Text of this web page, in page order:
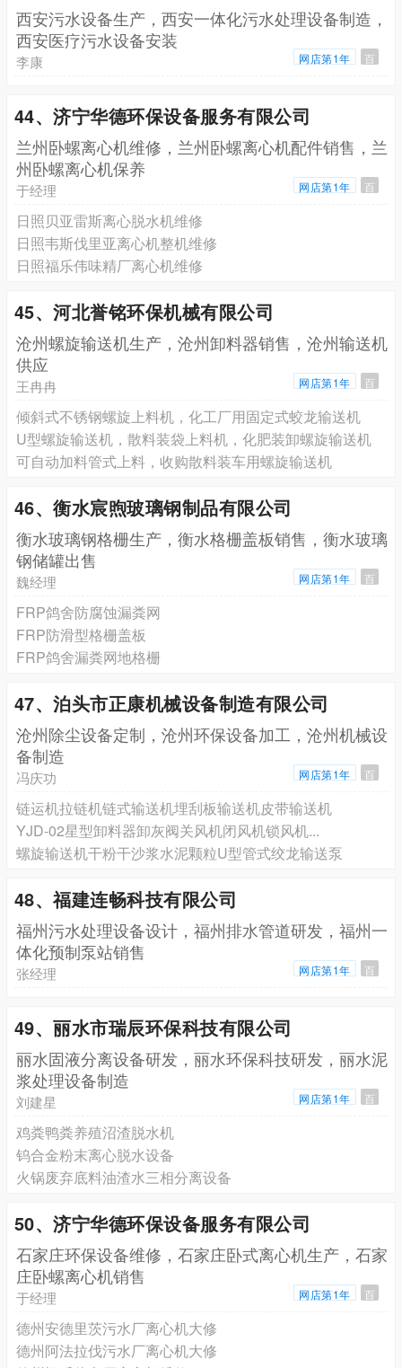
西安污水设备生产，西安一体化污水处理设备制造，
西安医疗污水设备安装
李康 网店第1年 百
44、济宁华德环保设备服务有限公司
兰州卧螺离心机维修，兰州卧螺离心机配件销售，兰
州卧螺离心机保养
于经理 网店第1年 百
日照贝亚雷斯离心脱水机维修
日照韦斯伐里亚离心机整机维修
日照福乐伟味精厂离心机维修
45、河北誉铭环保机械有限公司
沧州螺旋输送机生产，沧州卸料器销售，沧州输送机
供应
王冉冉 网店第1年 百
倾斜式不锈钢螺旋上料机，化工厂用固定式蛟龙输送机
U型螺旋输送机，散料装袋上料机，化肥装卸螺旋输送机
可自动加料管式上料，收购散料装车用螺旋输送机
46、衡水宸煦玻璃钢制品有限公司
衡水玻璃钢格栅生产，衡水格栅盖板销售，衡水玻璃
钢储罐出售
魏经理 网店第1年 百
FRP鸽舍防腐蚀漏粪网
FRP防滑型格栅盖板
FRP鸽舍漏粪网地格栅
47、泊头市正康机械设备制造有限公司
沧州除尘设备定制，沧州环保设备加工，沧州机械设
备制造
冯庆功 网店第1年 百
链运机拉链机链式输送机埋刮板输送机皮带输送机
YJD-02星型卸料器卸灰阀关风机闭风机锁风机...
螺旋输送机干粉干沙浆水泥颗粒U型管式绞龙输送泵
48、福建连畅科技有限公司
福州污水处理设备设计，福州排水管道研发，福州一
体化预制泵站销售
张经理 网店第1年 百
49、丽水市瑞辰环保科技有限公司
丽水固液分离设备研发，丽水环保科技研发，丽水泥
浆处理设备制造
刘建星 网店第1年 百
鸡粪鸭粪养殖沼渣脱水机
钨合金粉末离心脱水设备
火锅废弃底料油渣水三相分离设备
50、济宁华德环保设备服务有限公司
石家庄环保设备维修，石家庄卧式离心机生产，石家
庄卧螺离心机销售
于经理 网店第1年 百
德州安德里茨污水厂离心机大修
德州阿法拉伐污水厂离心机大修